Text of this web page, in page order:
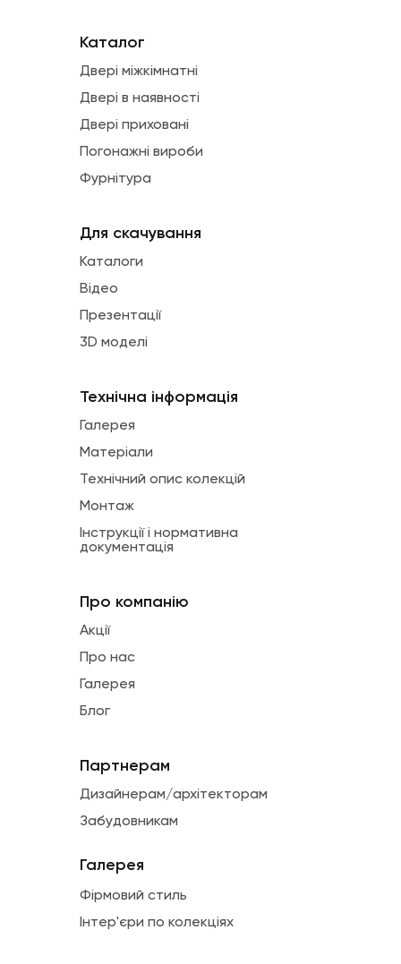
Каталог
Двері міжкімнатні
Двері в наявності
Двері приховані
Погонажні вироби
Фурнітура
Для скачування
Каталоги
Відео
Презентації
3D моделі
Технічна інформація
Галерея
Матеріали
Технічний опис колекцій
Монтаж
Інструкції і нормативна
документація
Про компанію
Акції
Про нас
Галерея
Блог
Партнерам
Дизайнерам/архітекторам
Забудовникам
Галерея
Фірмовий стиль
Інтер'єри по колекціях